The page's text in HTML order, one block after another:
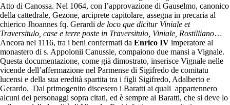
Atto di Canossa. Nel 1064, con l’approvazione di Gauselmo, canonico
della cattedrale, Gezone, arciprete capitolare, assegna in precaria al
chierico Jhoannes fq. Gerardi de loco que dicitur Viniale et
Traversitulo, case e terre poste in Traversitulo, Viniale, Rostilliano…
Ancora nel 1116, tra i beni confermati da Enrico IV imperatore al
monastero di s. Appolonii Canussie, compaiono due mansi a Vignale.
Questa documentazione, come già dimostrato, inserisce Vignale nelle
vicende dell’affermazione nel Parmense di Sigifredo de comitatu
lucensi e della sua eredità spartita tra i figli Sigifredo, Adalberto e
Gerardo. Dal primogenito discesero i Baratti ai quali appartennero
alcuni dei personaggi sopra citati, ed è sempre ai Baratti, che si deve lo